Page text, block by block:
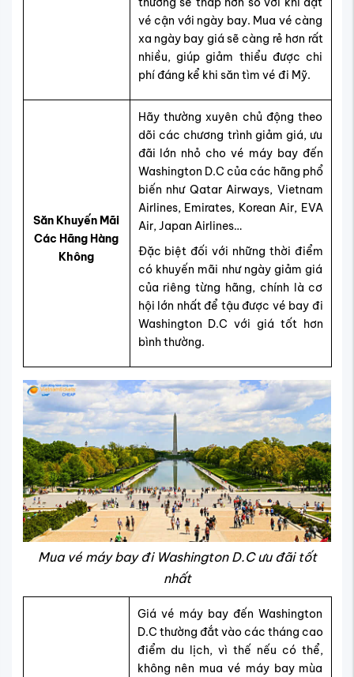
vé cận với ngày bay. Mua vé càng
xa ngày bay giá sẽ càng rẻ hơn rất
nhiều, giúp giảm thiểu được chi
phí đáng kể khi săn tìm vé đi Mỹ.
Săn Khuyến Mãi
Các Hãng Hàng
Không
Hãy thường xuyên chủ động theo
dõi các chương trình giảm giá, ưu
đãi lớn nhỏ cho vé máy bay đến
Washington D.C của các hãng phổ
biến như Qatar Airways, Vietnam
Airlines, Emirates, Korean Air, EVA
Air, Japan Airlines…
Đặc biệt đối với những thời điểm
có khuyến mãi như ngày giảm giá
của riêng từng hãng, chính là cơ
hội lớn nhất để tậu được vé bay đi
Washington D.C với giá tốt hơn
bình thường.
Mua vé máy bay đi Washington D.C ưu đãi tốt
nhất
Giá vé máy bay đến Washington
D.C thường đắt vào các tháng cao
điểm du lịch, vì thế nếu có thể,
không nên mua vé máy bay mùa